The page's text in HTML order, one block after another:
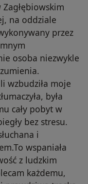
na oddziale
przez
osoba niezwykle
wzbudziła moje
była
cały pobyt w
bez stresu.
i
wspaniała
z ludzkim
każdemu,